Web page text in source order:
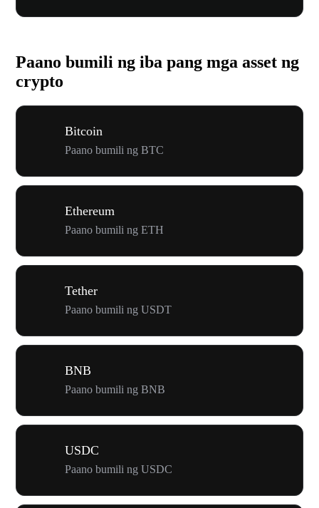
Paano bumili ng iba pang mga asset ng
crypto
Bitcoin
Paano bumili ng BTC
Ethereum
Paano bumili ng ETH
Tether
Paano bumili ng USDT
BNB
Paano bumili ng BNB
USDC
Paano bumili ng USDC